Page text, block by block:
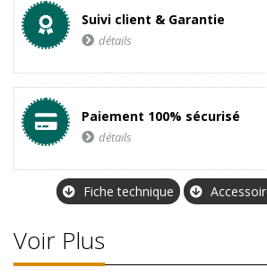
Suivi client & Garantie
détails
Paiement 100% sécurisé
détails
Fiche technique
Voir Plus